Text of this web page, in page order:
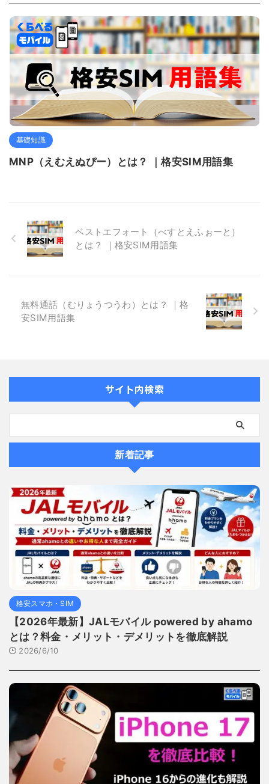
基礎知識
MNP（えむえぬぴー）とは？ ｜格安SIM用語集
ベストエフォート（べすとえふぉーと）
とは？ ｜格安SIM用語集
無料通話（むりょうつうわ）とは？ ｜格
安SIM用語集
サイト内検索
新着記事
格安スマホ・SIM
【2026年最新】JALモバイル powered by ahamo
とは？料金・メリット・デメリットを徹底解説
2026/6/10